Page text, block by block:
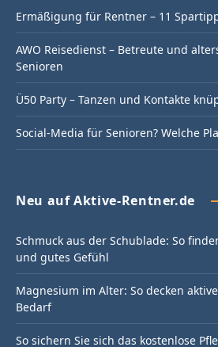
Ermäßigung für Rentner – 11
AWO Reisedienst – Betreute und
Senioren
Ü50 Party – Tanzen und Kontakte
Social-Media für Senioren? Welche
Neu auf Aktive-Rentner.de
Schmuck aus der Schublade: So
und gutes Gefühl
Magnesium im Alter: So decken
Bedarf
So sichern Sie sich das kostenlose